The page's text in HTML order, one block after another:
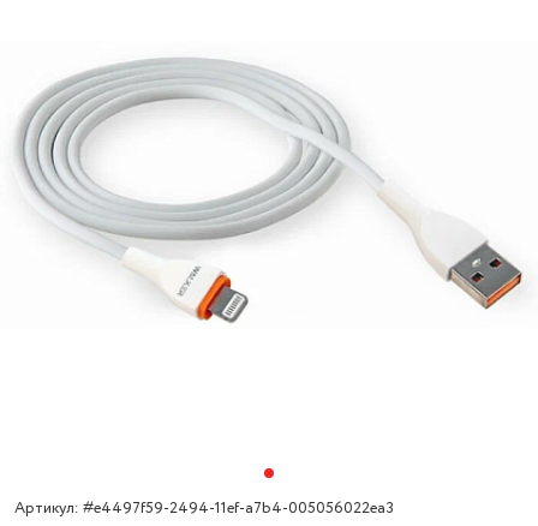
Артикул: #e4497f59-2494-11ef-a7b4-005056022ea3